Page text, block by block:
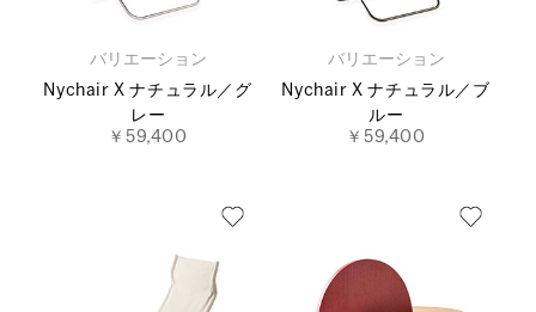
バリエーション
Nychair X ナチュラル／グ
レー
￥59,400
バリエーション
Nychair X ナチュラル／ブ
ルー
￥59,400